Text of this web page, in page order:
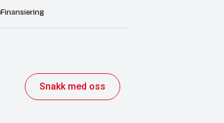
Finansiering
Snakk med oss